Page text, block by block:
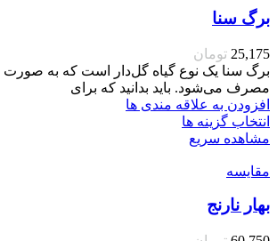
برگ سنا
25,175 تومان
برگ سنا یک نوع گیاه گل‌دار است که به
مصرف می‌شود. باید بدانید که برای
افزودن به علاقه مندی ها
انتخاب گزینه ها
مشاهده سریع
مقایسه
بهار نارنج